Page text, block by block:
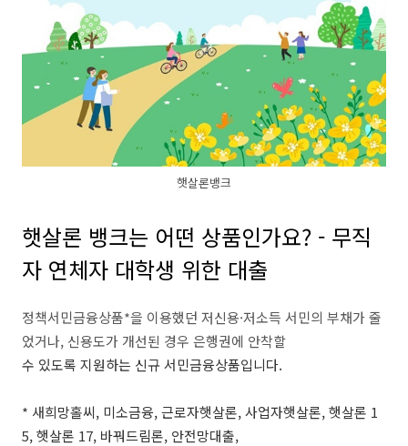
햇살론뱅크
햇살론 뱅크는 어떤 상품인가요? - 무직
자 연체자 대학생 위한 대출
정책서민금융상품*을 이용했던 저신용·저소득 서민의 부채가 줄
었거나, 신용도가 개선된 경우 은행권에 안착할
수 있도록 지원하는 신규 서민금융상품입니다.
* 새희망홀씨, 미소금융, 근로자햇살론, 사업자햇살론, 햇살론 1
5, 햇살론 17, 바꿔드림론, 안전망대출,